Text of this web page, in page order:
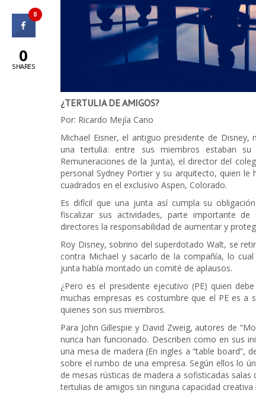
¿TERTULIA DE AMIGOS?
Por: Ricardo Mejía Cano
Michael Eisner, el antiguo presidente de
una tertulia: entre sus miembros estaban
Remuneraciones de la Junta), el director del
personal Sydney Portier y su arquitecto, quien
cuadrados en el exclusivo Aspen, Colorado.
Es difícil que una junta así cumpla su
fiscalizar sus actividades, parte importante
directores la responsabilidad de aumentar y
Roy Disney, sobrino del superdotado Walt, se
contra Michael y sacarlo de la compañía, lo
junta había montado un comité de aplausos.
¿Pero es el presidente ejecutivo (PE) quien
muchas empresas es costumbre que el PE es a
quienes son sus miembros.
Para John Gillespie y David Zweig, autores de
nunca han funcionado. Describen como en sus
una mesa de madera (En ingles a “table board”,
sobre el rumbo de una empresa. Según ellos lo
de mesas rústicas de madera a sofisticadas
tertulias de amigos sin ninguna capacidad creativa
0
0
SHARES